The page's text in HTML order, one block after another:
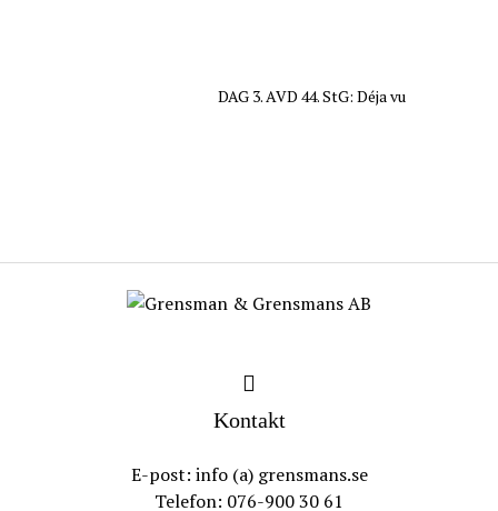
DAG 3. AVD 44. StG: Déja vu
Kontakt
E-post: info (a) grensmans.se
Telefon: 076-900 30 61